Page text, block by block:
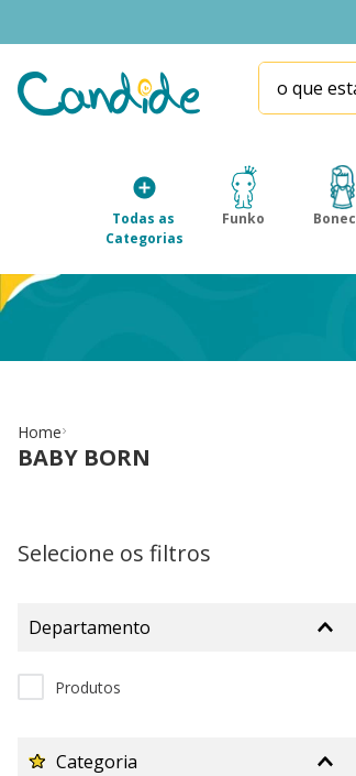
o que está
Todas as
Categorias
Funko
Home
BABY BORN
Selecione os filtros
Departamento
Produtos
Categoria
fill the fridge
homem aranha
4º
funko